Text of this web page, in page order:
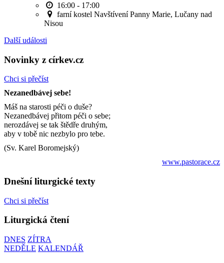
16:00 - 17:00
farní kostel Navštívení Panny Marie, Lučany nad
Nisou
Další události
Novinky z církev.cz
Chci si přečíst
Nezanedbávej sebe!
Máš na starosti péči o duše?
Nezanedbávej přitom péči o sebe;
nerozdávej se tak štědře druhým,
aby v tobě nic nezbylo pro tebe.
(Sv. Karel Boromejský)
www.pastorace.cz
Dnešní liturgické texty
Chci si přečíst
Liturgická čtení
DNES ZÍTRA
NEDĚLE KALENDÁŘ